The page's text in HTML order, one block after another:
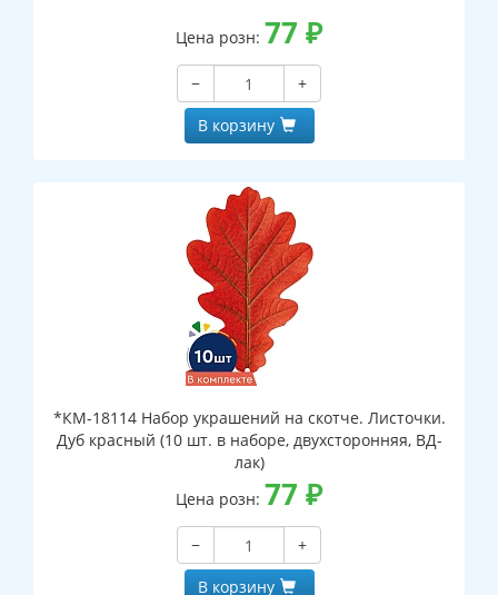
Цена розн: 77 ₽
−
+
В корзину
*КМ-18114 Набор украшений на скотче. Листочки.
Дуб красный (10 шт. в наборе, двухсторонняя, ВД-
лак)
Цена розн: 77 ₽
−
+
В корзину